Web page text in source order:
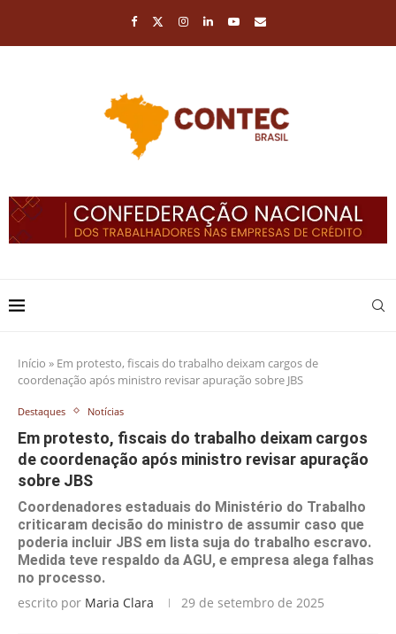
Início » Em protesto, fiscais do trabalho deixam cargos de
coordenação após ministro revisar apuração sobre JBS
Destaques Notícias
Em protesto, fiscais do trabalho deixam cargos
de coordenação após ministro revisar apuração
sobre JBS
Coordenadores estaduais do Ministério do Trabalho
criticaram decisão do ministro de assumir caso que
poderia incluir JBS em lista suja do trabalho escravo.
Medida teve respaldo da AGU, e empresa alega falhas
no processo.
escrito por Maria Clara 29 de setembro de 2025